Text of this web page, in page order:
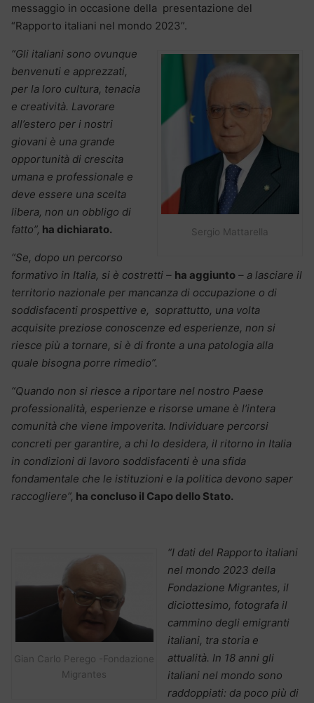
messaggio in occasione della presentazione del
“Rapporto italiani nel mondo 2023”.
Sergio Mattarella
“Gli italiani sono ovunque
benvenuti e apprezzati,
per la loro cultura, tenacia
e creatività. Lavorare
all’estero per i nostri
giovani è una grande
opportunità di crescita
umana e professionale e
deve essere una scelta
libera, non un obbligo di
fatto”, ha dichiarato.
“Se, dopo un percorso
formativo in Italia, si è costretti – ha aggiunto – a lasciare il
territorio nazionale per mancanza di occupazione o di
soddisfacenti prospettive e, soprattutto, una volta
acquisite preziose conoscenze ed esperienze, non si
riesce più a tornare, si è di fronte a una patologia alla
quale bisogna porre rimedio”.
“Quando non si riesce a riportare nel nostro Paese
professionalità, esperienze e risorse umane è l’intera
comunità che viene impoverita. Individuare percorsi
concreti per garantire, a chi lo desidera, il ritorno in Italia
in condizioni di lavoro soddisfacenti è una sfida
fondamentale che le istituzioni e la politica devono saper
raccogliere”, ha concluso il Capo dello Stato.
Gian Carlo Perego -Fondazione
Migrantes
“I dati del Rapporto italiani
nel mondo 2023 della
Fondazione Migrantes, il
diciottesimo, fotografa il
cammino degli emigranti
italiani, tra storia e
attualità. In 18 anni gli
italiani nel mondo sono
raddoppiati: da poco più di